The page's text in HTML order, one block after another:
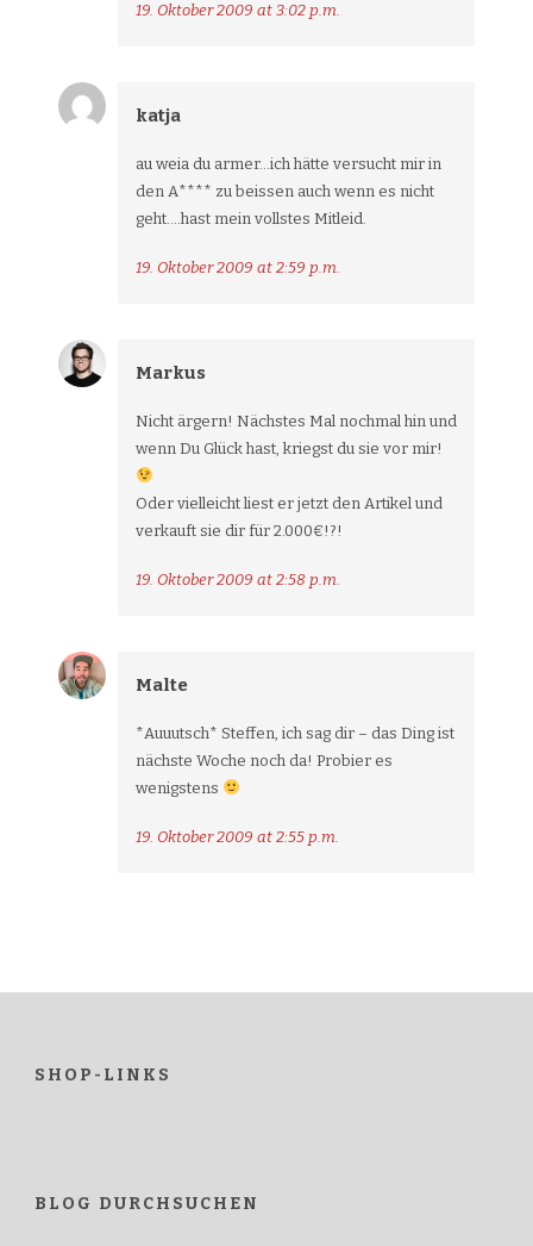
19. Oktober 2009 at 3:02 p.m.
katja
au weia du armer…ich hätte versucht mir in
den A**** zu beissen auch wenn es nicht
geht….hast mein vollstes Mitleid.
19. Oktober 2009 at 2:59 p.m.
Markus
Nicht ärgern! Nächstes Mal nochmal hin und
wenn Du Glück hast, kriegst du sie vor mir!
Oder vielleicht liest er jetzt den Artikel und
verkauft sie dir für 2.000€!?!
19. Oktober 2009 at 2:58 p.m.
Malte
*Auuutsch* Steffen, ich sag dir – das Ding ist
nächste Woche noch da! Probier es
wenigstens
19. Oktober 2009 at 2:55 p.m.
SHOP-LINKS
BLOG DURCHSUCHEN